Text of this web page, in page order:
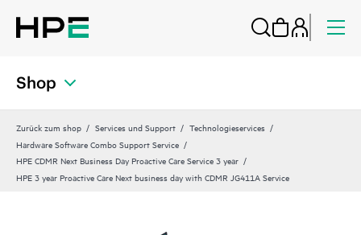
Shop
Zurück zum shop Services und Support
Technologieservices
Hardware Software Combo Support Service
HPE CDMR Next Business Day Proactive Care Service 3 year
HPE 3 year Proactive Care Next business day with CDMR JG411A Service